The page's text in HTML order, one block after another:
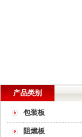
产品类别
包装板
阻燃板